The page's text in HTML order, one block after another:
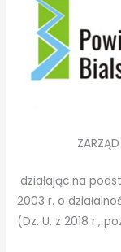
działając na
2003 r. o
(Dz. U. z 2018 r.,